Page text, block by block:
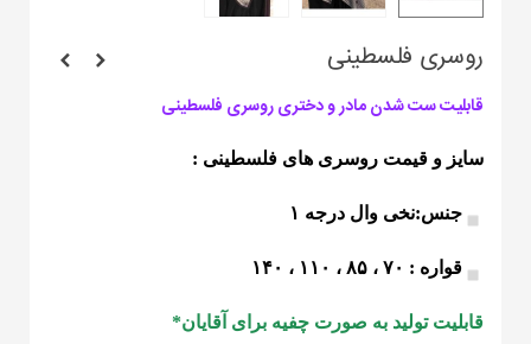
روسری فلسطینی
قابلیت ست شدن مادر و دختری روسری فلسطینی
سایز و قيمت روسری های فلسطینی :
جنس:نخی وال درجه ۱
قواره : ۷۰ ، ۸۵ ، ۱۱۰ ، ۱۴۰
قابلیت تولید به صورت چفیه برای آقایان*